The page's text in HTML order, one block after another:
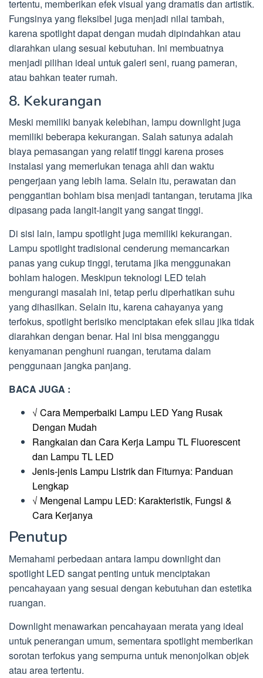
tertentu, memberikan efek visual yang dramatis dan artistik.
Fungsinya yang fleksibel juga menjadi nilai tambah,
karena spotlight dapat dengan mudah dipindahkan atau
diarahkan ulang sesuai kebutuhan. Ini membuatnya
menjadi pilihan ideal untuk galeri seni, ruang pameran,
atau bahkan teater rumah.
8. Kekurangan
Meski memiliki banyak kelebihan, lampu downlight juga
memiliki beberapa kekurangan. Salah satunya adalah
biaya pemasangan yang relatif tinggi karena proses
instalasi yang memerlukan tenaga ahli dan waktu
pengerjaan yang lebih lama. Selain itu, perawatan dan
penggantian bohlam bisa menjadi tantangan, terutama jika
dipasang pada langit-langit yang sangat tinggi.
Di sisi lain, lampu spotlight juga memiliki kekurangan.
Lampu spotlight tradisional cenderung memancarkan
panas yang cukup tinggi, terutama jika menggunakan
bohlam halogen. Meskipun teknologi LED telah
mengurangi masalah ini, tetap perlu diperhatikan suhu
yang dihasilkan. Selain itu, karena cahayanya yang
terfokus, spotlight berisiko menciptakan efek silau jika tidak
diarahkan dengan benar. Hal ini bisa mengganggu
kenyamanan penghuni ruangan, terutama dalam
penggunaan jangka panjang.
BACA JUGA :
√ Cara Memperbaiki Lampu LED Yang Rusak
Dengan Mudah
Rangkaian dan Cara Kerja Lampu TL Fluorescent
dan Lampu TL LED
Jenis-jenis Lampu Listrik dan Fiturnya: Panduan
Lengkap
√ Mengenal Lampu LED: Karakteristik, Fungsi &
Cara Kerjanya
Penutup
Memahami perbedaan antara lampu downlight dan
spotlight LED sangat penting untuk menciptakan
pencahayaan yang sesuai dengan kebutuhan dan estetika
ruangan.
Downlight menawarkan pencahayaan merata yang ideal
untuk penerangan umum, sementara spotlight memberikan
sorotan terfokus yang sempurna untuk menonjolkan objek
atau area tertentu.